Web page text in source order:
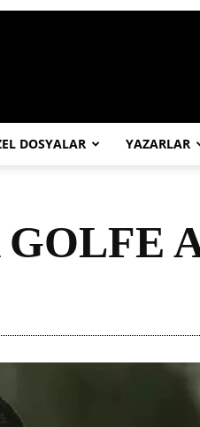
DOSYALAR YAZARLAR